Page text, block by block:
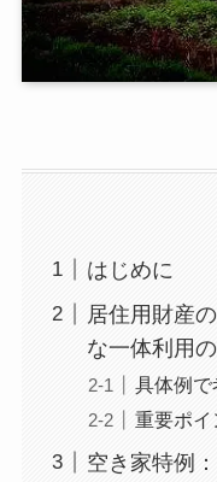
はじめに
居住用財産
な一体利用
具体例で
重要ポイ
空き家特例